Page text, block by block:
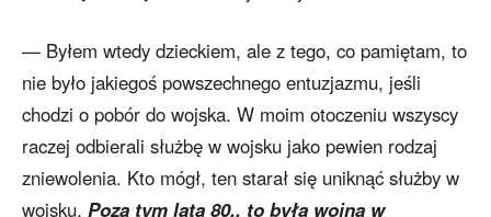
— Byłem wtedy dzieckiem, ale z tego, co pamiętam, to
nie było jakiegoś powszechnego entuzjazmu, jeśli
chodzi o pobór do wojska. W moim otoczeniu wszyscy
raczej odbierali służbę w wojsku jako pewien rodzaj
zniewolenia. Kto mógł, ten starał się uniknąć służby w
wojsku. Poza tym lata 80., to była wojna w